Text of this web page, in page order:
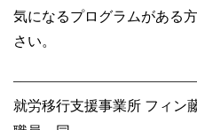
気になるプログラムがある
さい。
–
就労移行支援事業所 フィン